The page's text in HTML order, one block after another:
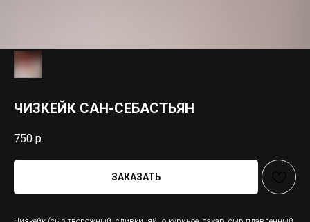
ЧИЗКЕЙК САН-СЕБАСТЬЯН
750 р.
ЗАКАЗАТЬ